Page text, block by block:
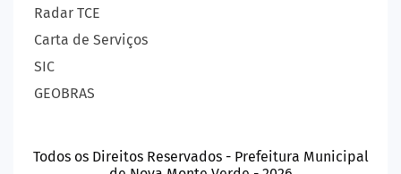
Radar TCE
Carta de Serviços
SIC
GEOBRAS
Todos os Direitos Reservados - Prefeitura Municipal